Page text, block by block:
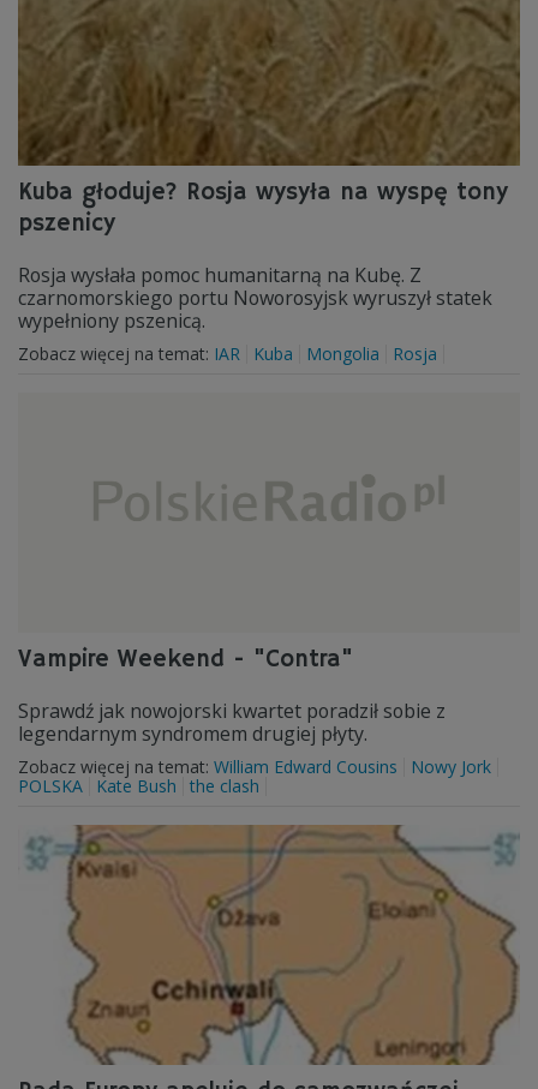
Kuba głoduje? Rosja wysyła na wyspę tony
pszenicy
Rosja wysłała pomoc humanitarną na Kubę. Z
czarnomorskiego portu Noworosyjsk wyruszył statek
wypełniony pszenicą.
Zobacz więcej na temat: IAR Kuba Mongolia Rosja
Vampire Weekend - "Contra"
Sprawdź jak nowojorski kwartet poradził sobie z
legendarnym syndromem drugiej płyty.
Zobacz więcej na temat: William Edward Cousins
Nowy Jork
POLSKA
Kate Bush the clash